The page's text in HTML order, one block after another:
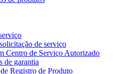
de serviço
Centro de Serviço Autorizado
de garantia
Registro de Produto